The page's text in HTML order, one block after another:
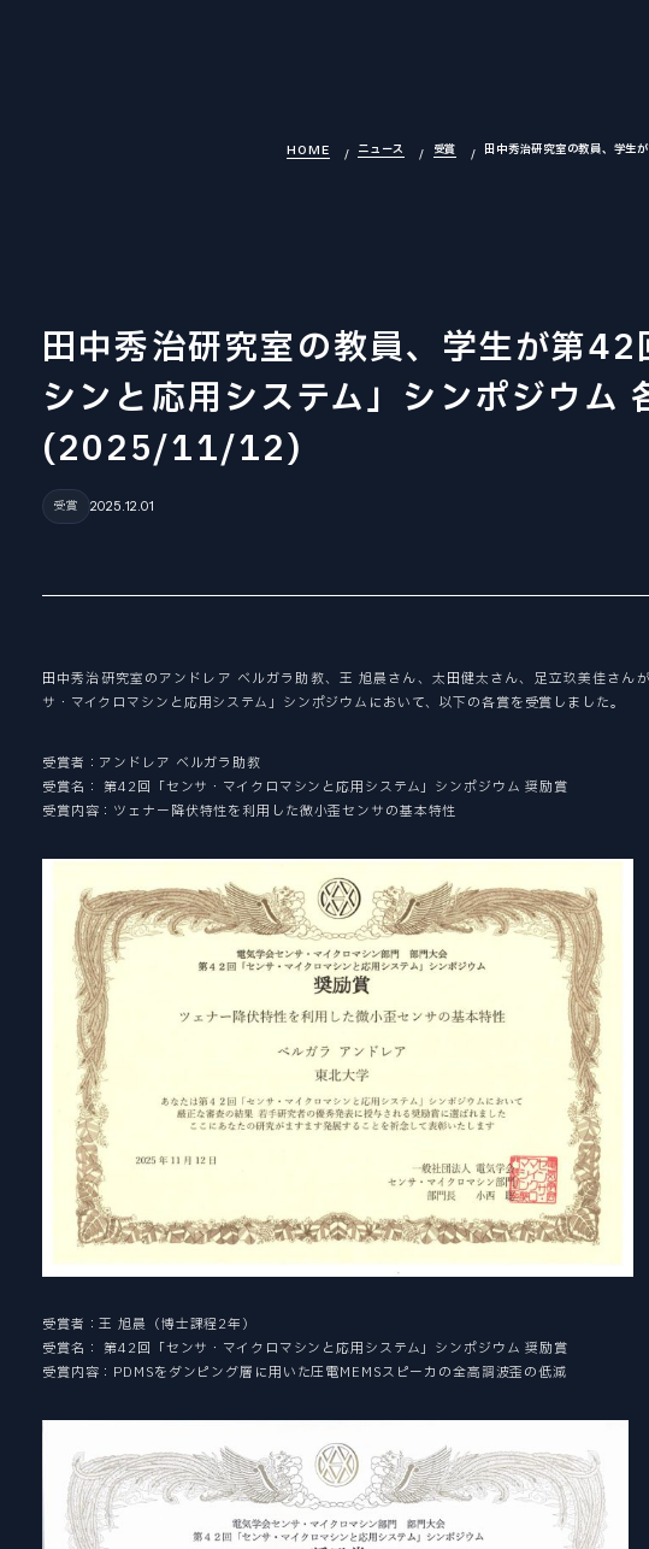
Tohoku University “Mechanical Engineering” is a place to challenge research for human happiness and the future in the world's best environment. We create tomorrow's affluence with free ideas.Tohoku University “Mechanical Engineering” is a place to challenge research for human happiness and the future in the world's best environment. We create tomorrow's affluence with free ideas.Tohoku University “Mechanical Engineering” is a place to challenge research for human happiness and the future in the world's best environment. We create tomorrow's affluence with free ideas.Tohoku University “Mechanical Engineering” is a place to challenge research for human happiness and the future in the world's best environment. We create tomorrow's affluence with free ideas.Tohoku University “Mechanical Engineering” is a place to challenge research for human happiness and the future in the world's best environment. We create tomorrow's affluence with free ideas.
INTRODUCTION
SEARCH
研究室を探す
LABORATORY
研究室
GLOBAL
STUDENT SUPPORTS
学生サポート
EDUCATION
大学院教育
カリキュラム
OPEN LECTURE
オープンキャンパス・見学
HOME ニュース 受賞 田中秀治研究室の教員、学
田中秀治研究室の教員、学生が第
シンと応用システム」シンポジウム
(2025/11/12)
受賞 2025.12.01
田中秀治研究室のアンドレア ベルガラ助教、王 旭晨さん、太田健太さん、足立玖美佳さ
サ・マイクロマシンと応用システム」シンポジウムにおいて、以下の各賞を受賞しました。
受賞者：アンドレア ベルガラ助教
受賞名： 第42回「センサ・マイクロマシンと応用システム」シンポジウム 奨励賞
受賞内容：ツェナー降伏特性を利用した微小歪センサの基本特性
受賞者：王 旭晨（博士課程2年）
受賞名： 第42回「センサ・マイクロマシンと応用システム」シンポジウム 奨励賞
受賞内容：PDMSをダンピング層に用いた圧電MEMSスピーカの全高調波歪の低減